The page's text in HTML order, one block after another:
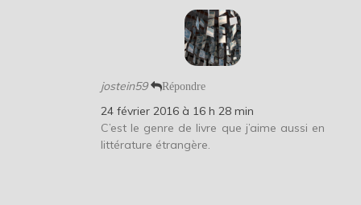
jostein59 Répondre
24 février 2016 à 16 h 28 min
C’est le genre de livre que j’aime aussi en
littérature étrangère.